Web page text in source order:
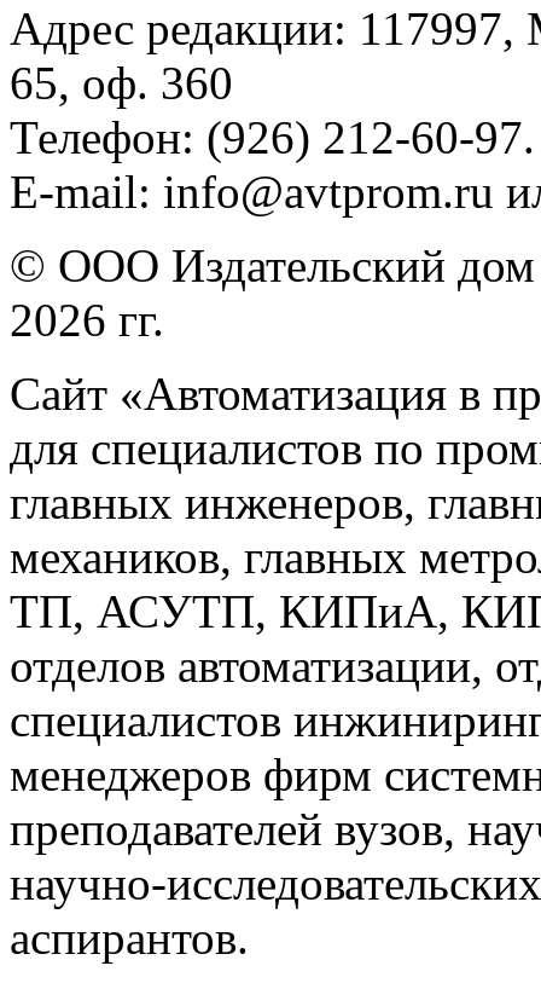
Адрес редакции:
65, оф. 360
Телефон: (926) 212-60-97.
E-mail: info@avtprom.ru
© ООО Издательский
2026 гг.
Сайт «Автоматизация в
для специалистов по
главных инженеров,
механиков, главных
ТП, АСУТП, КИПиА, КИП
отделов автоматизации,
специалистов
менеджеров фирм
преподавателей вузов,
научно-
аспирантов.